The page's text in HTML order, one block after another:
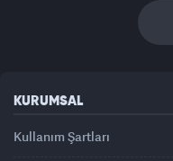
KURUMSAL
Kullanım Şartları